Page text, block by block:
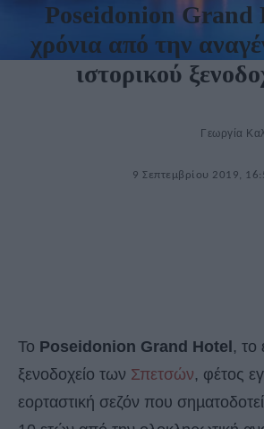
Poseidonion Grand
χρόνια από την
ιστορικού
Γεωργία
9 Σεπτεμβρίου 2019,
Το Poseidonion Grand Hotel , το
ξενοδοχείο των Σπετσών, φέτος
εορταστική σεζόν που